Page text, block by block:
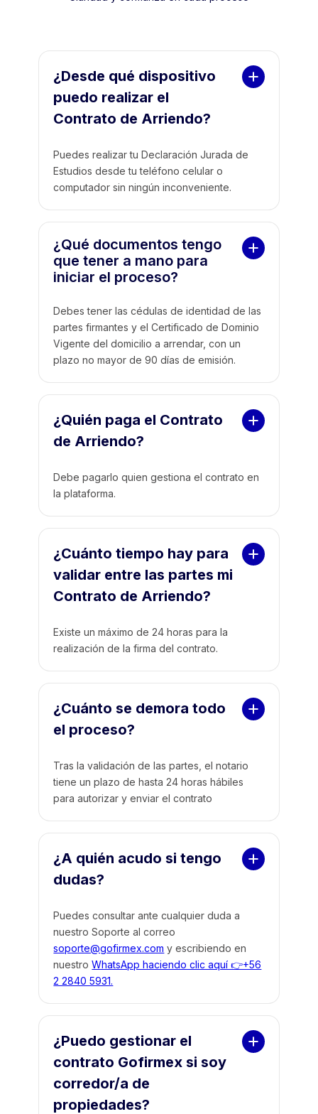
¿Desde qué dispositivo
puedo realizar el
Contrato de Arriendo?
Puedes realizar tu Declaración Jurada de
Estudios desde tu teléfono celular o
computador sin ningún inconveniente.
¿Qué documentos tengo
que tener a mano para
iniciar el proceso?
Debes tener las cédulas de identidad de las
partes firmantes y el Certificado de Dominio
Vigente del domicilio a arrendar, con un
plazo no mayor de 90 días de emisión.
¿Quién paga el Contrato
de Arriendo?
Debe pagarlo quien gestiona el contrato en
la plataforma.
¿Cuánto tiempo hay para
validar entre las partes mi
Contrato de Arriendo?
Existe un máximo de 24 horas para la
realización de la firma del contrato.
¿Cuánto se demora todo
el proceso?
Tras la validación de las partes, el notario
tiene un plazo de hasta 24 horas hábiles
para autorizar y enviar el contrato
¿A quién acudo si tengo
dudas?
Puedes consultar ante cualquier duda a
nuestro Soporte al correo
soporte@gofirmex.com y escribiendo en
nuestroWhatsApp haciendo clic aquí 👉+56
2 2840 5931.
¿Puedo gestionar el
contrato Gofirmex si soy
corredor/a de
propiedades?